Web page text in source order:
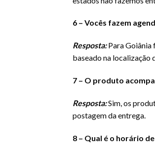
6 – Vocês fazem
Resposta:Para Goiânia
baseado na localização
7 – O produto
Resposta:Sim, os
postagem da entrega.
8 – Qual é o horário